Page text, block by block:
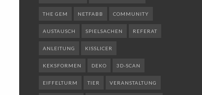
THE GEM NETFABB COMMUNITY
AUSTAUSCH SPIELSACHEN REFERAT
ANLEITUNG KISSLICER
KEKSFORMEN DEKO 3D-SCAN
EIFFELTURM TIER VERANSTALTUNG